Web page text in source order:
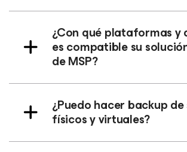
¿Con qué plataformas y
es compatible su
de MSP?
¿Puedo hacer backup
físicos y virtuales?